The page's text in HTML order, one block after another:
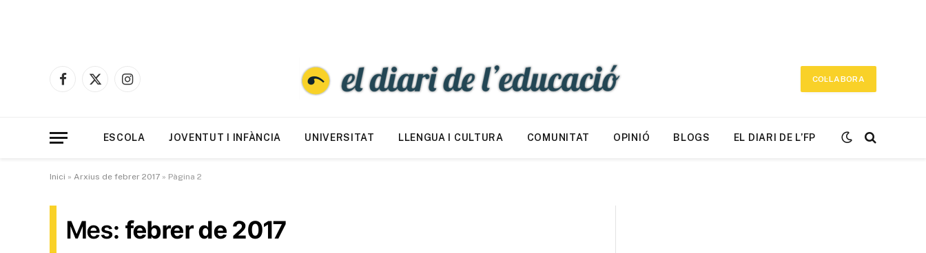
Facebook
X
Instagram
COL·LABORA
ESCOLA JOVENTUT I INFÀNCIA UNIVERSITAT LLENGUA I CULTURA COMUNITAT OPINIÓ BLOGS EL DIARI DE L’FP
Inici » Arxius de febrer 2017 » Pàgina 2
Mes: febrer de 2017